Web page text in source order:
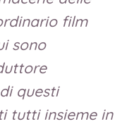
film
sono
questi
tutti insieme in